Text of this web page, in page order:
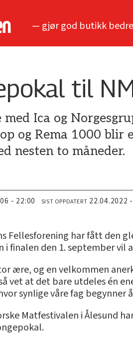
— gjør god butikk
til
med Ica og
og Rema 1000 blir
nesten to måneder.
- 22:00 SIST OPPDATERT 22.04.2022
Fellesforening har fått den
i finalen den 1. september
ære, og en velkommen
vet at det bare utdeles én
synlige våre fag begynner
Matfestivalen i Ålesund